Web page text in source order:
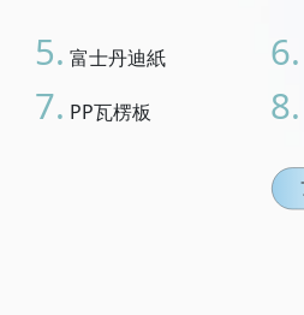
5. 富士丹迪紙 6.
7. PP瓦楞板 8.